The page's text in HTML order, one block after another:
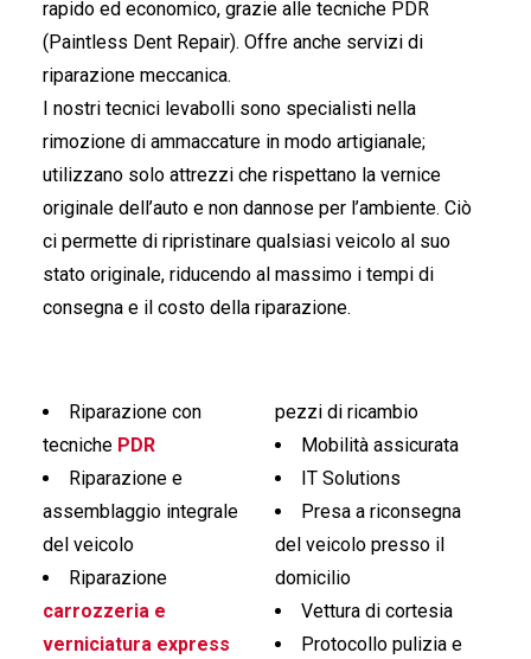
rapido ed economico, grazie alle tecniche PDR
(Paintless Dent Repair). Offre anche servizi di
riparazione meccanica.
I nostri tecnici levabolli sono specialisti nella
rimozione di ammaccature in modo artigianale;
utilizzano solo attrezzi che rispettano la vernice
originale dell’auto e non dannose per l’ambiente. Ciò
ci permette di ripristinare qualsiasi veicolo al suo
stato originale, riducendo al massimo i tempi di
consegna e il costo della riparazione.
Riparazione con
tecniche PDR
Riparazione e
assemblaggio integrale
del veicolo
Riparazione
carrozzeria e
verniciatura express
pezzi di ricambio
Mobilità assicurata
IT Solutions
Presa a riconsegna
del veicolo presso il
domicilio
Vettura di cortesia
Protocollo pulizia e